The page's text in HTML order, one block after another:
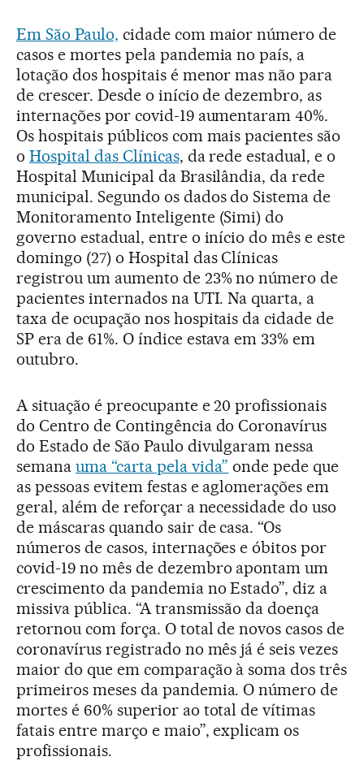
Em São Paulo, cidade com maior número de
casos e mortes pela pandemia no país, a
lotação dos hospitais é menor mas não para
de crescer. Desde o início de dezembro, as
internações por covid-19 aumentaram 40%.
Os hospitais públicos com mais pacientes são
o Hospital das Clínicas, da rede estadual, e o
Hospital Municipal da Brasilândia, da rede
municipal. Segundo os dados do Sistema de
Monitoramento Inteligente (Simi) do
governo estadual, entre o início do mês e este
domingo (27) o Hospital das Clínicas
registrou um aumento de 23% no número de
pacientes internados na UTI. Na quarta, a
taxa de ocupação nos hospitais da cidade de
SP era de 61%. O índice estava em 33% em
outubro.
A situação é preocupante e 20 profissionais
do Centro de Contingência do Coronavírus
do Estado de São Paulo divulgaram nessa
semana uma “carta pela vida” onde pede que
as pessoas evitem festas e aglomerações em
geral, além de reforçar a necessidade do uso
de máscaras quando sair de casa. “Os
números de casos, internações e óbitos por
covid-19 no mês de dezembro apontam um
crescimento da pandemia no Estado”, diz a
missiva pública. “A transmissão da doença
retornou com força. O total de novos casos de
coronavírus registrado no mês já é seis vezes
maior do que em comparação à soma dos três
primeiros meses da pandemia. O número de
mortes é 60% superior ao total de vítimas
fatais entre março e maio”, explicam os
profissionais.